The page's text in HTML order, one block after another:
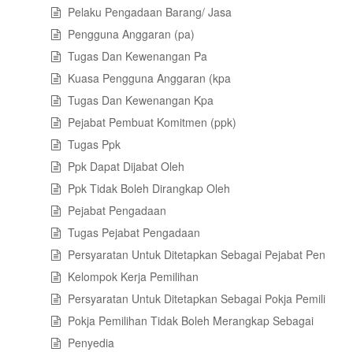
Pelaku Pengadaan Barang/ Jasa
Pengguna Anggaran (pa)
Tugas Dan Kewenangan Pa
Kuasa Pengguna Anggaran (kpa
Tugas Dan Kewenangan Kpa
Pejabat Pembuat Komitmen (ppk)
Tugas Ppk
Ppk Dapat Dijabat Oleh
Ppk Tidak Boleh Dirangkap Oleh
Pejabat Pengadaan
Tugas Pejabat Pengadaan
Persyaratan Untuk Ditetapkan Sebagai Pejabat
Kelompok Kerja Pemilihan
Persyaratan Untuk Ditetapkan Sebagai Pokja Pemilihan
Pokja Pemilihan Tidak Boleh Merangkap Sebagai
Penyedia